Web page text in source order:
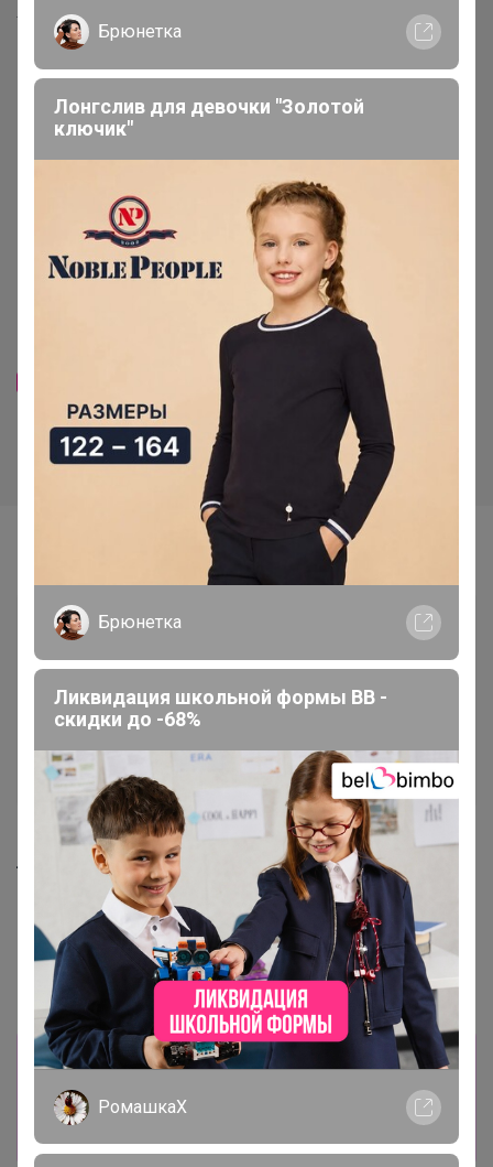
Хиты продаж
Омега-3 (ПНЖК 1050),
90капс, Naturalsphere
Новинка
545р
Комплекс питьевой
Магний+В6 со вкусом вишни,
Самые желанные
Срок до 14.03.2027
760р
Лютеин с ликопином и бета-
каротином, 60 капс. NS
823р
Комплексный коллаген с
гиалуроновой кислотой,
биотином и витамином С
200г, ананас
Информация о заказах доступна
Брюнетка
Лонгслив для девочки "Золотой
ключик"
Брюнетка
Ликвидация школьной формы BB -
скидки до -68%
РомашкаХ